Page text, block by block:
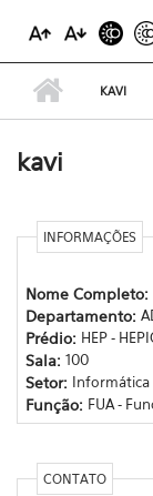
KAVI
kavi
INFORMAÇÕES
Nome Completo:
Departamento:
Prédio: HEP -
Sala: 100
Setor: Informática
Função: FUA -
CONTATO